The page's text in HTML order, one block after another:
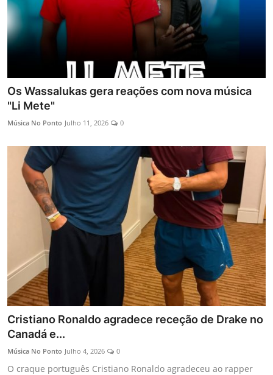
Os Wassalukas gera reações com nova música
"Li Mete"
Música No Ponto Julho 11, 2026 0
Cristiano Ronaldo agradece receção de Drake no
Canadá e...
Música No Ponto Julho 4, 2026 0
O craque português Cristiano Ronaldo agradeceu ao rapper